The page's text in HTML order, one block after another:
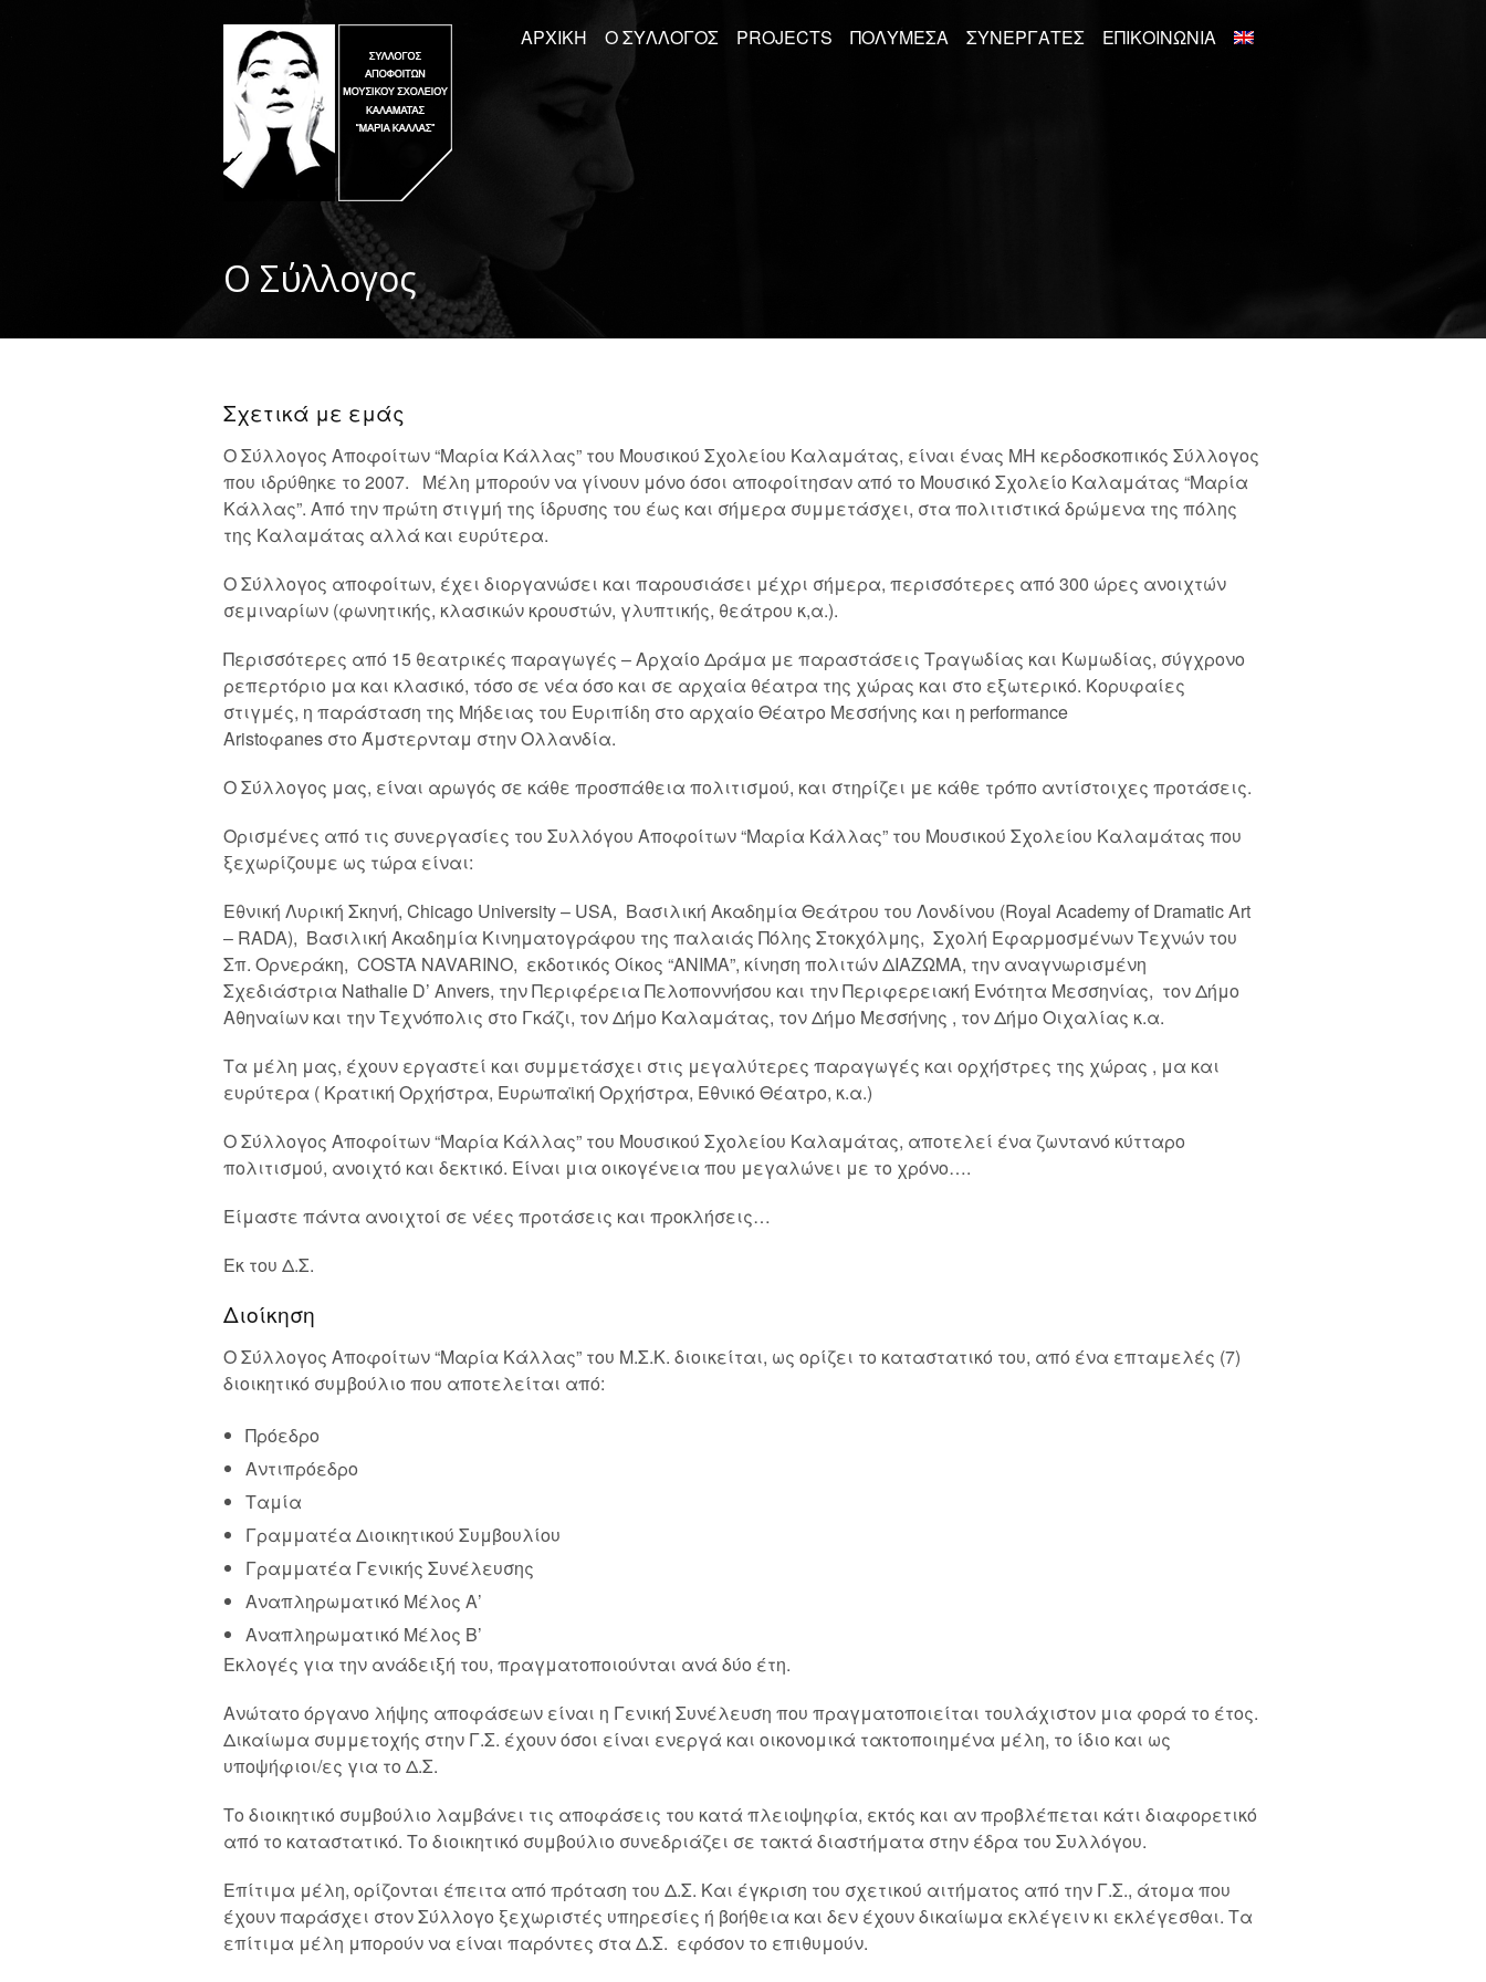
ΑΡΧΙΚΉ Ο ΣΎΛΛΟΓΟΣ PROJECTS ΠΟΛΥΜΈΣΑ ΣΥΝΕΡΓΆΤΕΣ ΕΠΙΚΟΙΝΩΝΊΑ
Ο Σύλλογος
Σχετικά με εμάς
Ο Σύλλογος Αποφοίτων “Μαρία Κάλλας” του Μουσικού Σχολείου Καλαμάτας, είναι ένας ΜΗ κερδοσκοπικός Σύλλογος
που ιδρύθηκε το 2007. Μέλη μπορούν να γίνουν μόνο όσοι αποφοίτησαν από το Μουσικό Σχολείο Καλαμάτας “Μαρία
Κάλλας”. Από την πρώτη στιγμή της ίδρυσης του έως και σήμερα συμμετάσχει, στα πολιτιστικά δρώμενα της πόλης
της Καλαμάτας αλλά και ευρύτερα.
Ο Σύλλογος αποφοίτων, έχει διοργανώσει και παρουσιάσει μέχρι σήμερα, περισσότερες από 300 ώρες ανοιχτών
σεμιναρίων (φωνητικής, κλασικών κρουστών, γλυπτικής, θεάτρου κ,α.).
Περισσότερες από 15 θεατρικές παραγωγές – Αρχαίο Δράμα με παραστάσεις Τραγωδίας και Κωμωδίας, σύγχρονο
ρεπερτόριο μα και κλασικό, τόσο σε νέα όσο και σε αρχαία θέατρα της χώρας και στο εξωτερικό. Κορυφαίες
στιγμές, η παράσταση της Μήδειας του Ευριπίδη στο αρχαίο Θέατρο Μεσσήνης και η performance
Aristoφanes στο Άμστερνταμ στην Ολλανδία.
Ο Σύλλογος μας, είναι αρωγός σε κάθε προσπάθεια πολιτισμού, και στηρίζει με κάθε τρόπο αντίστοιχες προτάσεις.
Ορισμένες από τις συνεργασίες του Συλλόγου Αποφοίτων “Μαρία Κάλλας” του Μουσικού Σχολείου Καλαμάτας που
ξεχωρίζουμε ως τώρα είναι:
Εθνική Λυρική Σκηνή, Chicago University – USA, Βασιλική Ακαδημία Θεάτρου του Λονδίνου (Royal Academy of Dramatic Art
– RADA), Βασιλική Ακαδημία Κινηματογράφου της παλαιάς Πόλης Στοκχόλμης, Σχολή Εφαρμοσμένων Τεχνών του
Σπ. Ορνεράκη, COSTA NAVARINO, εκδοτικός Οίκος “ΑΝΙΜΑ”, κίνηση πολιτών ΔΙΑΖΩΜΑ, την αναγνωρισμένη
Σχεδιάστρια Nathalie D’ Anvers, την Περιφέρεια Πελοποννήσου και την Περιφερειακή Ενότητα Μεσσηνίας, τον Δήμο
Αθηναίων και την Τεχνόπολις στο Γκάζι, τον Δήμο Καλαμάτας, τον Δήμο Μεσσήνης , τον Δήμο Οιχαλίας κ.α.
Τα μέλη μας, έχουν εργαστεί και συμμετάσχει στις μεγαλύτερες παραγωγές και ορχήστρες της χώρας , μα και
ευρύτερα ( Κρατική Ορχήστρα, Ευρωπαϊκή Ορχήστρα, Εθνικό Θέατρο, κ.α.)
Ο Σύλλογος Αποφοίτων “Μαρία Κάλλας” του Μουσικού Σχολείου Καλαμάτας, αποτελεί ένα ζωντανό κύτταρο
πολιτισμού, ανοιχτό και δεκτικό. Είναι μια οικογένεια που μεγαλώνει με το χρόνο….
Είμαστε πάντα ανοιχτοί σε νέες προτάσεις και προκλήσεις…
Εκ του Δ.Σ.
Διοίκηση
Ο Σύλλογος Αποφοίτων “Μαρία Κάλλας” του Μ.Σ.Κ. διοικείται, ως ορίζει το καταστατικό του, από ένα επταμελές (7)
διοικητικό συμβούλιο που αποτελείται από:
Πρόεδρο
Αντιπρόεδρο
Ταμία
Γραμματέα Διοικητικού Συμβουλίου
Γραμματέα Γενικής Συνέλευσης
Αναπληρωματικό Μέλος Α’
Αναπληρωματικό Μέλος Β’
Εκλογές για την ανάδειξή του, πραγματοποιούνται ανά δύο έτη.
Ανώτατο όργανο λήψης αποφάσεων είναι η Γενική Συνέλευση που πραγματοποιείται τουλάχιστον μια φορά το έτος.
Δικαίωμα συμμετοχής στην Γ.Σ. έχουν όσοι είναι ενεργά και οικονομικά τακτοποιημένα μέλη, το ίδιο και ως
υποψήφιοι/ες για το Δ.Σ.
Το διοικητικό συμβούλιο λαμβάνει τις αποφάσεις του κατά πλειοψηφία, εκτός και αν προβλέπεται κάτι διαφορετικό
από το καταστατικό. Το διοικητικό συμβούλιο συνεδριάζει σε τακτά διαστήματα στην έδρα του Συλλόγου.
Επίτιμα μέλη, ορίζονται έπειτα από πρόταση του Δ.Σ. Και έγκριση του σχετικού αιτήματος από την Γ.Σ., άτομα που
έχουν παράσχει στον Σύλλογο ξεχωριστές υπηρεσίες ή βοήθεια και δεν έχουν δικαίωμα εκλέγειν κι εκλέγεσθαι. Τα
επίτιμα μέλη μπορούν να είναι παρόντες στα Δ.Σ. εφόσον το επιθυμούν.